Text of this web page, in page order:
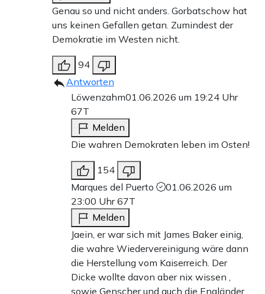
Genau so und nicht anders. Gorbatschow hat
uns keinen Gefallen getan. Zumindest der
Demokratie im Westen nicht.
94
Antworten
Löwenzahm01.06.2026 um 19:24 Uhr
67T
Melden
Die wahren Demokraten leben im Osten!
154
Marques del Puerto
01.06.2026 um
23:00 Uhr67T
Melden
Jaein, er war sich mit James Baker einig,
die wahre Wiedervereinigung wäre dann
die Herstellung vom Kaiserreich. Der
Dicke wollte davon aber nix wissen ,
sowie Genscher und auch die Engländer